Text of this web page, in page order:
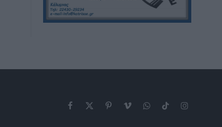
Facebook
X
PinterestVimeoWhatsAppTikTokInstagram